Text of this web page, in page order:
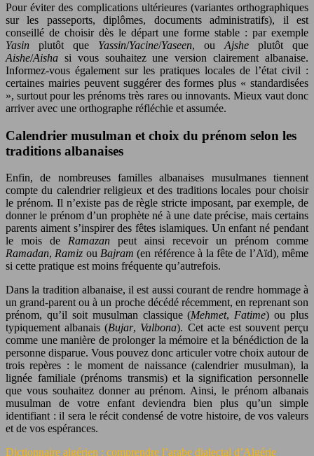
Pour éviter des complications ultérieures (variantes orthographiques
sur les passeports, diplômes, documents administratifs), il est
conseillé de choisir dès le départ une forme stable : par exemple
Yasin plutôt que Yassin/Yacine/Yaseen, ou Ajshe plutôt que
Aishe/Aisha si vous souhaitez une version clairement albanaise.
Informez-vous également sur les pratiques locales de l’état civil :
certaines mairies peuvent suggérer des formes plus « standardisées
», surtout pour les prénoms très rares ou innovants. Mieux vaut donc
arriver avec une orthographe réfléchie et assumée.
Calendrier musulman et choix du prénom selon les
traditions albanaises
Enfin, de nombreuses familles albanaises musulmanes tiennent
compte du calendrier religieux et des traditions locales pour choisir
le prénom. Il n’existe pas de règle stricte imposant, par exemple, de
donner le prénom d’un prophète né à une date précise, mais certains
parents aiment s’inspirer des fêtes islamiques. Un enfant né pendant
le mois de Ramazan peut ainsi recevoir un prénom comme
Ramadan, Ramiz ou Bajram (en référence à la fête de l’Aïd), même
si cette pratique est moins fréquente qu’autrefois.
Dans la tradition albanaise, il est aussi courant de rendre hommage à
un grand-parent ou à un proche décédé récemment, en reprenant son
prénom, qu’il soit musulman classique (Mehmet, Fatime) ou plus
typiquement albanais (Bujar, Valbona). Cet acte est souvent perçu
comme une manière de prolonger la mémoire et la bénédiction de la
personne disparue. Vous pouvez donc articuler votre choix autour de
trois repères : le moment de naissance (calendrier musulman), la
lignée familiale (prénoms transmis) et la signification personnelle
que vous souhaitez donner au prénom. Ainsi, le prénom albanais
musulman de votre enfant deviendra bien plus qu’un simple
identifiant : il sera le récit condensé de votre histoire, de vos valeurs
et de vos espérances.
Dictionnaire algérien : comprendre l’arabe dialectal d’Algérie